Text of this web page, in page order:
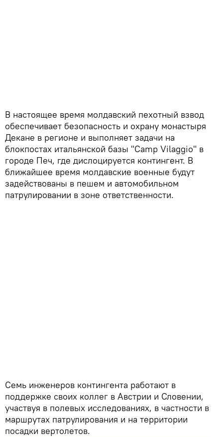
В настоящее время молдавский пехотный взвод
обеспечивает безопасность и охрану монастыря
Декане в регионе и выполняет задачи на
блокпостах итальянской базы "Camp Vilaggio" в
городе Печ, где дислоцируется контингент. В
ближайшее время молдавские военные будут
задействованы в пешем и автомобильном
патрулировании в зоне ответственности.
Семь инженеров контингента работают в
поддержке своих коллег в Австрии и Словении,
участвуя в полевых исследованиях, в частности в
маршрутах патрулирования и на территории
посадки вертолетов.